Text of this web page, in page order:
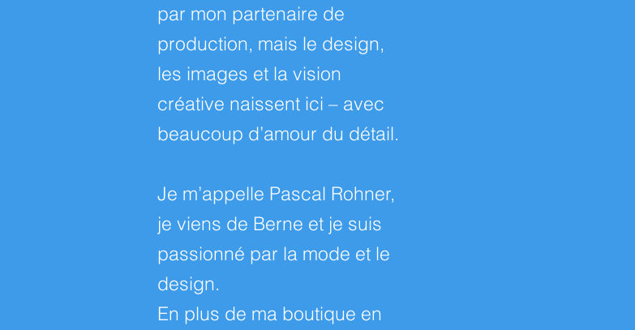
par mon partenaire de
production, mais le design,
les images et la vision
créative naissent ici – avec
beaucoup d’amour du détail.
Je m’appelle Pascal Rohner,
je viens de Berne et je suis
passionné par la mode et le
design.
En plus de ma boutique en